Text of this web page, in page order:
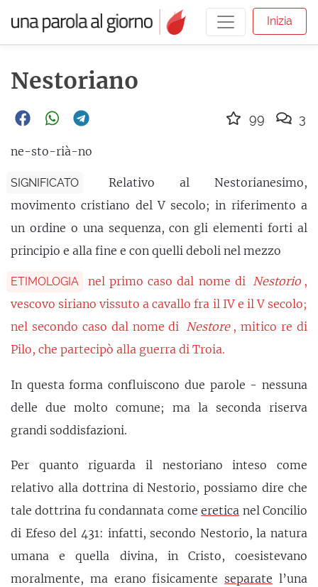
Inizia
Nestoriano
ne-sto-rià-no
SIGNIFICATO
Relativo al Nestorianesimo,
movimento cristiano del V secolo; in riferimento a
un ordine o una sequenza, con gli elementi forti al
principio e alla fine e con quelli deboli nel mezzo
ETIMOLOGIA nel primo caso dal nome di Nestorio ,
vescovo siriano vissuto a cavallo fra il IV e il V secolo;
nel secondo caso dal nome di Nestore , mitico re di
Pilo, che partecipò alla guerra di Troia.
In questa forma confluiscono due parole - nessuna
delle due molto comune; ma la seconda riserva
grandi soddisfazioni.
Per quanto riguarda il nestoriano inteso come
relativo alla dottrina di Nestorio, possiamo dire che
tale dottrina fu condannata comeeretica nel Concilio
di Efeso del 431: infatti, secondo Nestorio, la natura
umana e quella divina, in Cristo, coesistevano
moralmente, ma erano fisicamente separate l’una
99 3